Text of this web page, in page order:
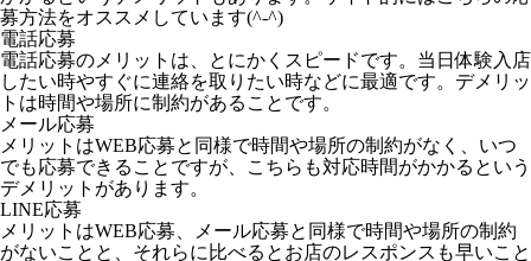
募方法をオススメしています(^-^)
電話応募
電話応募のメリットは、とにかくスピードです。当日体験入店
したい時やすぐに連絡を取りたい時などに最適です。デメリッ
トは時間や場所に制約があることです。
メール応募
メリットはWEB応募と同様で時間や場所の制約がなく、いつ
でも応募できることですが、こちらも対応時間がかかるという
デメリットがあります。
LINE応募
メリットはWEB応募、メール応募と同様で時間や場所の制約
がないことと、それらに比べるとお店のレスポンスも早いこと